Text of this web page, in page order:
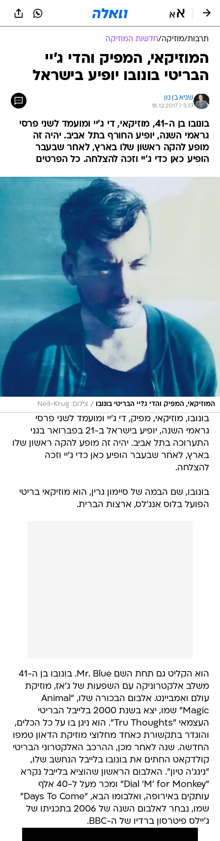
תרבות/מוזיקה/חדשות המוזיקה
המוזיקאי, המפיק והדי ג'יי
הבריטי בונובו יופיע בישראל
שגיא בן נון
18.12.2017 / 5:37
בונובו בן ה-41, מוזיקאי, די ג'יי ומועמד לשני פרסי
גראמי השנה, יופיע החורף בתל אביב. יהיה זה
מופע להקה ראשון שלו בארץ, לאחר שבעבר
הופיע כאן כדי ג'יי וזכה להצלחה. כל הפרטים
המוזיקאי, המפיק והדי ג?יי הבריטי בונובו / צילום: Neil-Krug
בונובו, מוזיקאי, מפיק, די ג'יי ומועמד לשני פרסי
גראמי השנה, יופיע בישראל ב-21 בפברואר בגני
התערוכה בתל אביב. יהיה זה מופע להקה ראשון שלו
בארץ, לאחר שבעבר הופיע כאן כדי ג'יי וזכה
להצלחה.
בונובו, שם הבמה של סיימון גרין, הוא מוזיקאי בריטי
הפועל בלוס אנג'לס, ארצות הברית.
הוא הקליט גם תחת השם Mr. Blue. בונובו בן ה-41
משלב אלקטרוניקה עם השפעות של ג'אז, מוזיקת
עולם ואמביינט. אלבום הבכורה שלו, "Animal
Magic" שמו, יצא בשנת 2000 בלייבל הבריטי
העצמאי "Tru Thoughts". הוא ניגן בו על כל הכלים,
והוגדר בתקשורת כאחד מחלוצי מוזיקת הדאון טמפו
החדשה. שנה לאחר מכן, ההרכב האלקטרוני הבריטי
קולדקאט החתים את בונובו בלייבל הנחשב שלו,
"נינג'ה טיון". האלבום הראשון שהוציא בלייבל נקרא
"Dial 'M' for Monkey" ומכר מעל ל-40 אלף
עותקים באירופה, ואלבומו הבא, "Days To Come"
שמו, נבחר לאלבום השנה של 2006 בתכניתו של
ג'יילס פיטרסון ברדיו של ה-BBC.